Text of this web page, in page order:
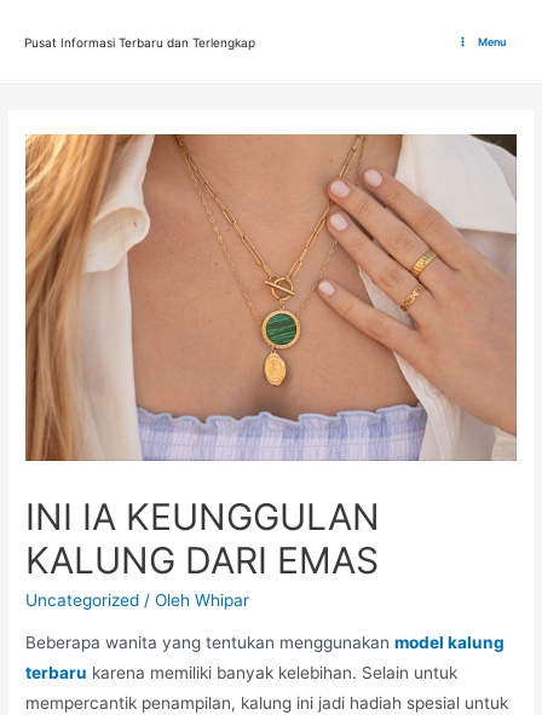
Pusat Informasi Terbaru dan Terlengkap Menu
INI IA KEUNGGULAN
KALUNG DARI EMAS
Uncategorized / OlehWhipar
Beberapa wanita yang tentukan menggunakanmodel kalung
terbaru karena memiliki banyak kelebihan. Selain untuk
mempercantik penampilan, kalung ini jadi hadiah spesial untuk